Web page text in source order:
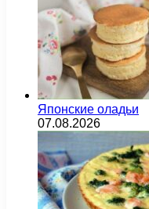
Японские оладьи
07.08.2026